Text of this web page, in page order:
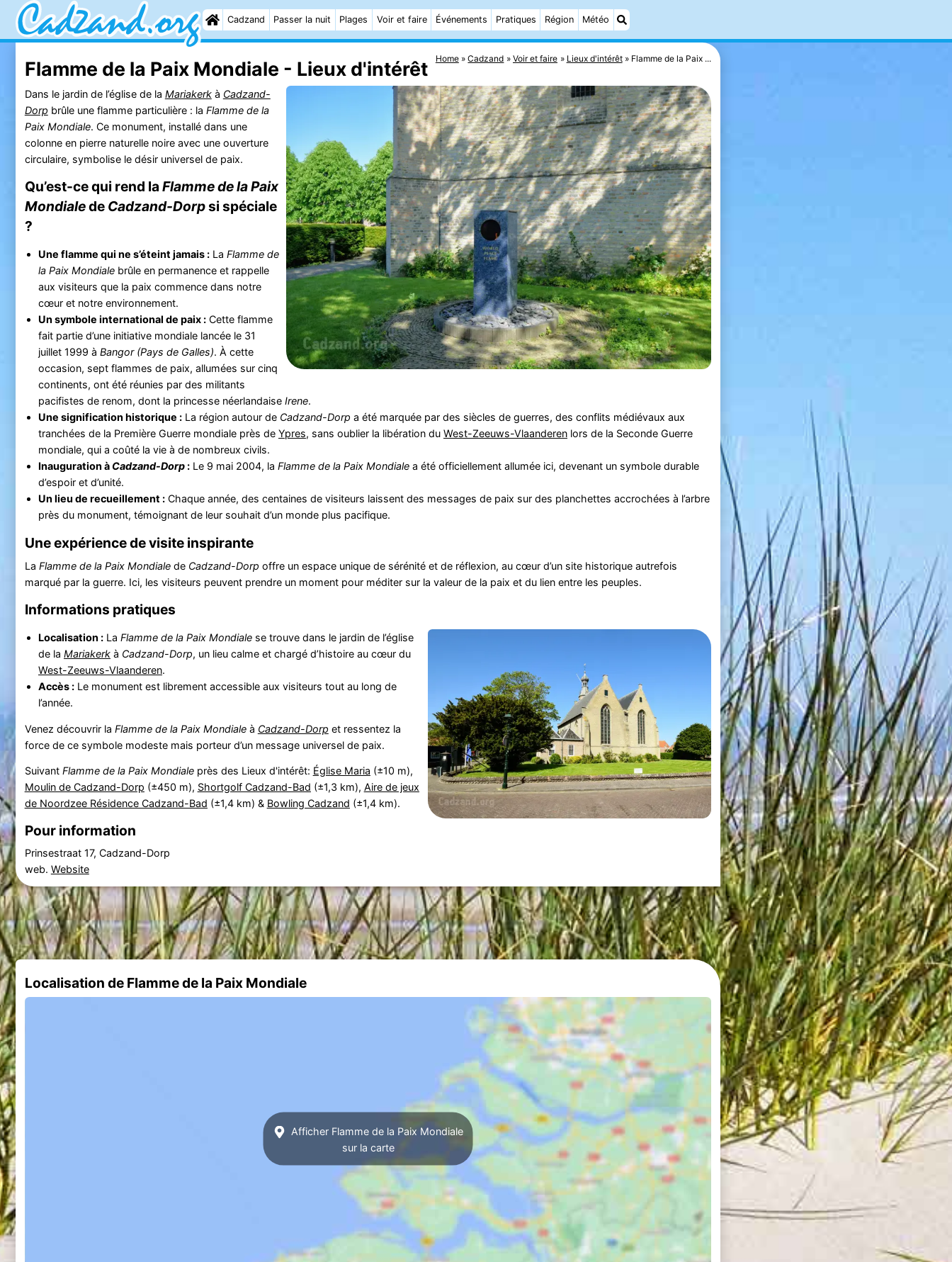
Cadzand Passer la nuit Plages Voir et faire Événements Pratiques Région Météo
Home Cadzand Voir et faire Lieux d'intérêt Flamme de la Paix ...
Flamme de la Paix Mondiale - Lieux d'intérêt
Dans le jardin de l’église de la Mariakerkà Cadzand-
Dorp brûle une flamme particulière : la Flamme de la
Paix Mondiale. Ce monument, installé dans une
colonne en pierre naturelle noire avec une ouverture
circulaire, symbolise le désir universel de paix.
Qu’est-ce qui rend la Flamme de la Paix
Mondialede Cadzand-Dorpsi spéciale
?
Une flamme qui ne s’éteint jamais :La Flamme de
la Paix Mondialebrûle en permanence et rappelle
aux visiteurs que la paix commence dans notre
cœur et notre environnement.
Un symbole international de paix :Cette flamme
fait partie d’une initiative mondiale lancée le 31
juillet 1999 à Bangor (Pays de Galles). À cette
occasion, sept flammes de paix, allumées sur cinq
continents, ont été réunies par des militants
pacifistes de renom, dont la princesse néerlandaise Irene.
Une signification historique :La région autour de Cadzand-Dorp a été marquée par des siècles de guerres, des conflits médiévaux aux
tranchées de la Première Guerre mondiale près de Ypres, sans oublier la libération du West-Zeeuws-Vlaanderenlors de la Seconde Guerre
mondiale, qui a coûté la vie à de nombreux civils.
Inauguration à Cadzand-Dorp:Le 9 mai 2004, la Flamme de la Paix Mondialea été officiellement allumée ici, devenant un symbole durable
d’espoir et d’unité.
Un lieu de recueillement :Chaque année, des centaines de visiteurs laissent des messages de paix sur des planchettes accrochées à l’arbre
près du monument, témoignant de leur souhait d’un monde plus pacifique.
Une expérience de visite inspirante
La Flamme de la Paix Mondialede Cadzand-Dorp offre un espace unique de sérénité et de réflexion, au cœur d’un site historique autrefois
marqué par la guerre. Ici, les visiteurs peuvent prendre un moment pour méditer sur la valeur de la paix et du lien entre les peuples.
Informations pratiques
Localisation :La Flamme de la Paix Mondialese trouve dans le jardin de l’église
de la Mariakerkà Cadzand-Dorp, un lieu calme et chargé d’histoire au cœur du
West-Zeeuws-Vlaanderen.
Accès :Le monument est librement accessible aux visiteurs tout au long de
l’année.
Venez découvrir la Flamme de la Paix Mondialeà Cadzand-Dorp et ressentez la
force de ce symbole modeste mais porteur d’un message universel de paix.
Suivant Flamme de la Paix Mondialeprès des Lieux d'intérêt: Église Maria (±10 m),
Moulin de Cadzand-Dorp (±450 m), Shortgolf Cadzand-Bad (±1,3 km), Aire de jeux
de Noordzee Résidence Cadzand-Bad (±1,4 km) & Bowling Cadzand (±1,4 km).
Pour information
Prinsestraat 17, Cadzand-Dorp
web. Website
Localisation de Flamme de la Paix Mondiale
Afficher Flamme de la Paix Mondiale
sur la carte